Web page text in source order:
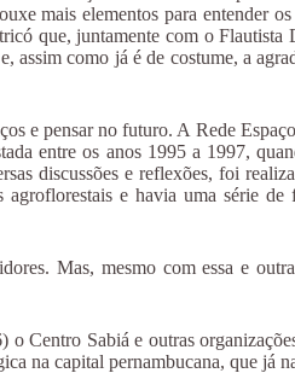
mais elementos para entender
que, juntamente com o
como já é de costume, a
e pensar no futuro. A Rede
entre os anos 1995 a 1997,
discussões e reflexões, foi
e havia uma série
Mas, mesmo com essa e
Sabiá e outras
na capital pernambucana, que já